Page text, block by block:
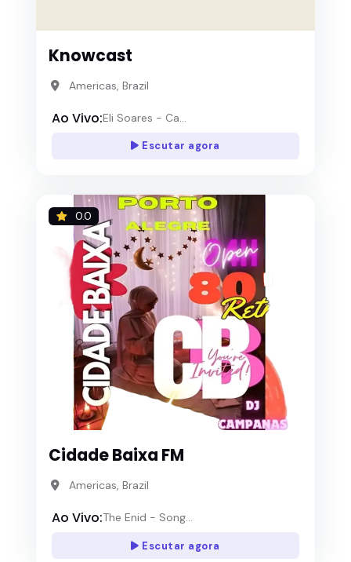
Knowcast
Americas, Brazil
Ao Vivo:Eli Soares - Ca...
Escutar agora
0.0
Cidade Baixa FM
Americas, Brazil
Ao Vivo:The Enid - Song...
Escutar agora